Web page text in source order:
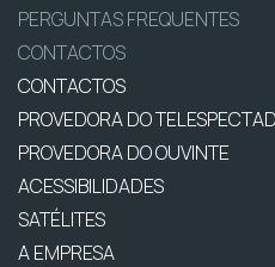
PERGUNTAS FREQUENTES
CONTACTOS
CONTACTOS
PROVEDORA DO
PROVEDORA DO OUVINTE
ACESSIBILIDADES
SATÉLITES
A EMPRESA